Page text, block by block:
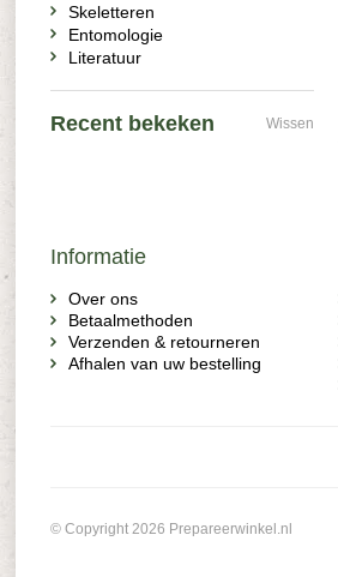
Skeletteren
Entomologie
Literatuur
Recent bekeken Wissen
Informatie
Over ons
Betaalmethoden
Verzenden & retourneren
Afhalen van uw bestelling
© Copyright 2026 Prepareerwinkel.nl